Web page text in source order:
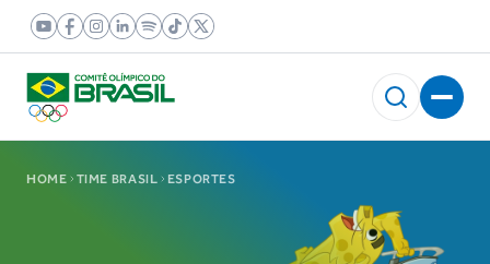
HOME TIME BRASIL ESPORTES